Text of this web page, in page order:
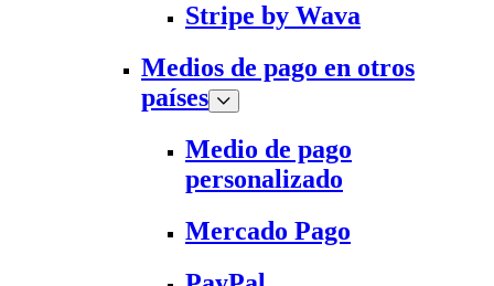
Stripe by Wava
Medios de pago en otros
países
Medio de pago
personalizado
Mercado Pago